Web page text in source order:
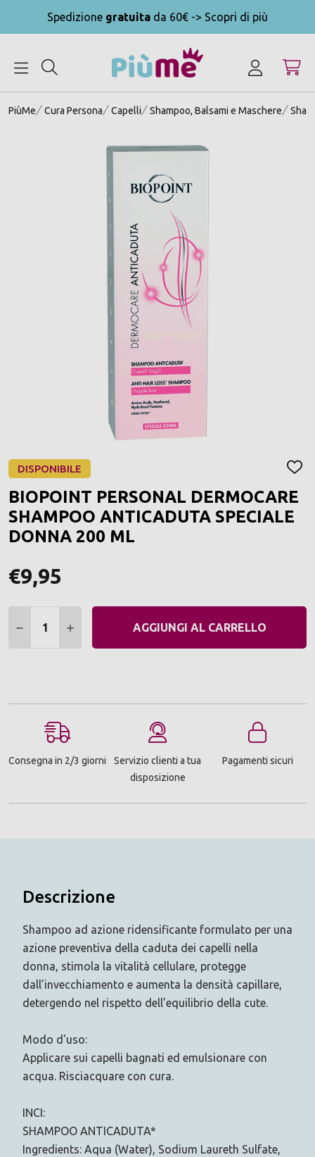
Spedizione gratuita da 60€ -> Scopri di più
PiùMe Cura Persona Capelli Shampoo, Balsami e Maschere
DISPONIBILE
DEI
BIOPOINT PERSONAL DERMOCARE
SHAMPOO ANTICADUTA SPECIALE
DONNA 200 ML
€9,95
DIMINUIRE QUANTITÀ:
AUMENTARE QUANTITÀ:
AGGIUNGI AL CARRELLO
Consegna in 2/3 giorni
Servizio clienti a tua
disposizione
Pagamenti sicuri
Descrizione
Shampoo ad azione ridensificante formulato per una
azione preventiva della caduta dei capelli nella
donna, stimola la vitalità cellulare, protegge
dall’invecchiamento e aumenta la densità capillare,
detergendo nel rispetto dell’equilibrio della cute.
Modo d'uso:
Applicare sui capelli bagnati ed emulsionare con
acqua. Risciacquare con cura.
INCI:
SHAMPOO ANTICADUTA*
Ingredients: Aqua (Water), Sodium Laureth Sulfate,